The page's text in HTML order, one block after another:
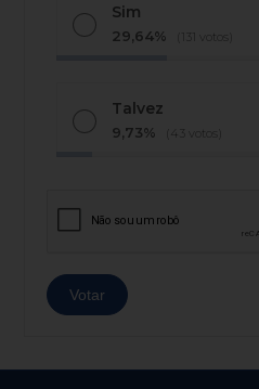
Sim
29,64% (131 votos)
Talvez
9,73% (43 votos)